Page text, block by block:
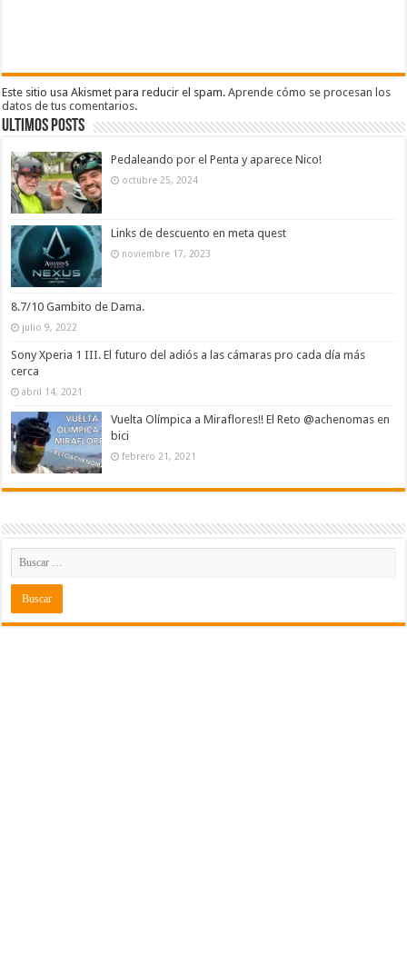
Este sitio usa Akismet para reducir el spam.Aprende cómo se procesan los
datos de tus comentarios.
Ultimos Posts
Pedaleando por el Penta y aparece Nico!
octubre 25, 2024
Links de descuento en meta quest
noviembre 17, 2023
8.7/10 Gambito de Dama.
julio 9, 2022
Sony Xperia 1 III. El futuro del adiós a las cámaras pro cada día más
cerca
abril 14, 2021
Vuelta Olímpica a Miraflores!! El Reto @achenomas en
bici
febrero 21, 2021